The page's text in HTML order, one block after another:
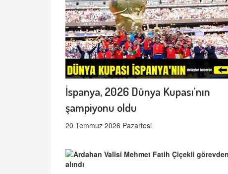
İspanya, 2026 Dünya Kupası'nın
şampiyonu oldu
20 Temmuz 2026 Pazartesi